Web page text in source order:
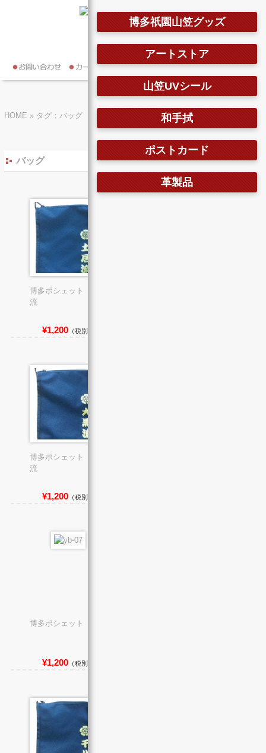
ゲストさん
博多祇園山笠グッズ
アートストア
山笠UVシール
和手拭
ポストカード
革製品
HOME » タグ：バッグ
バッグ
博多ポシェット 土居
流
¥1,200 （税別）
博多ポシェット 大黒
流
¥1,200 （税別）
博多ポシェット 東流
¥1,200 （税別）